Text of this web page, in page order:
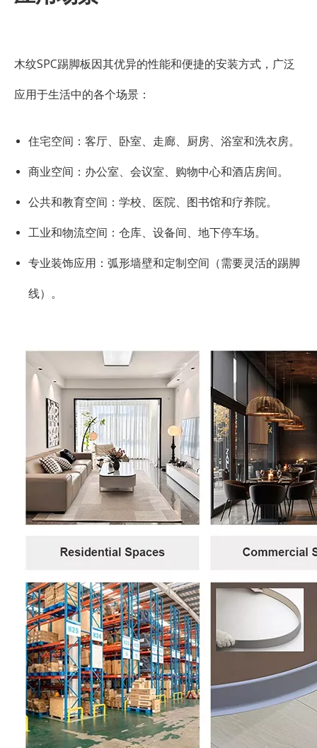
木纹SPC踢脚板因其优异的性能和便捷的安装方式，广泛
应用于生活中的各个场景：
住宅空间：客厅、卧室、走廊、厨房、浴室和洗衣房。
商业空间：办公室、会议室、购物中心和酒店房间。
公共和教育空间：学校、医院、图书馆和疗养院。
工业和物流空间：仓库、设备间、地下停车场。
专业装饰应用：弧形墙壁和定制空间（需要灵活的踢脚
线）。